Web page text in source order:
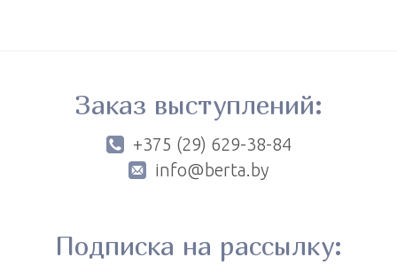
Заказ выступлений:
+375 (29) 629-38-84
info@berta.by
Подписка на рассылку: